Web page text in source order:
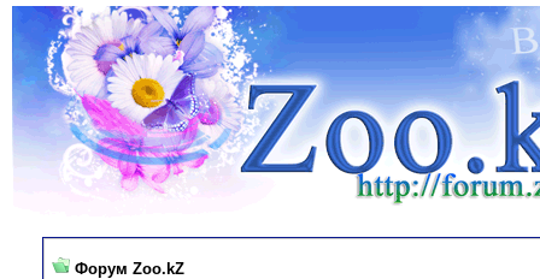
Форум Zoo.kZ